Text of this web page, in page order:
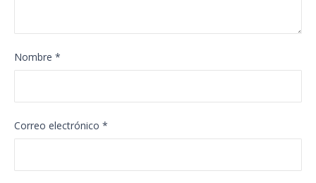
Nombre *
Correo electrónico *